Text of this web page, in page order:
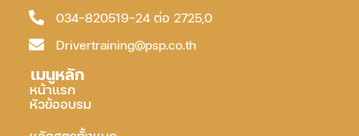
034-820519-24 ต่อ 2725,0
Drivertraining@psp.co.th
เมนูหลัก
หน้าแรก
หัวข้ออบรม